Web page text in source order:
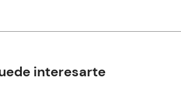
interesarte